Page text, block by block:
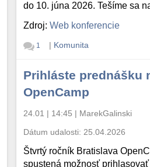
do 10. júna 2026. Tešíme sa
Zdroj:Web konferencie
1 | Komunita
Prihláste prednášku
OpenCamp
24.01 | 14:45 | MarekGalinski
Dátum udalosti: 25.04.2026
Štvrtý ročník Bratislava
spustená možnosť